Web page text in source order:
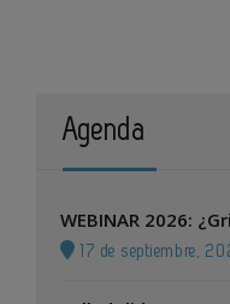
Agenda
WEBINAR 2026:
17 de septiembre,